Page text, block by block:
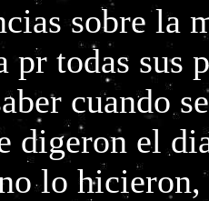
sobre la
pr todas sus
cuando
digeron el
lo hicieron,